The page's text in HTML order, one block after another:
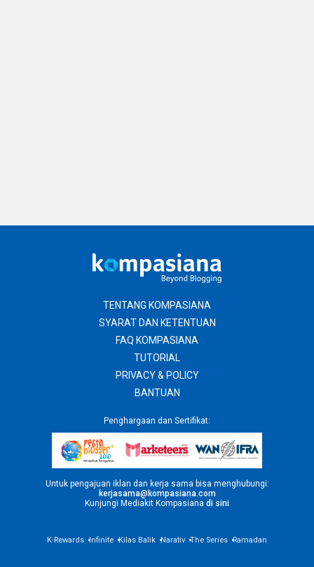
TENTANG KOMPASIANA
SYARAT DAN KETENTUAN
FAQ KOMPASIANA
TUTORIAL
PRIVACY & POLICY
BANTUAN
Penghargaan dan Sertifikat:
Untuk pengajuan iklan dan kerja sama bisa menghubungi:
kerjasama@kompasiana.com
Kunjungi Mediakit Kompasiana di sini
K-Rewards Infinite Kilas Balik Narativ The Series Ramadan